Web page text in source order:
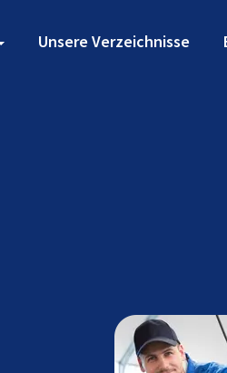
Unsere Verzeichnisse